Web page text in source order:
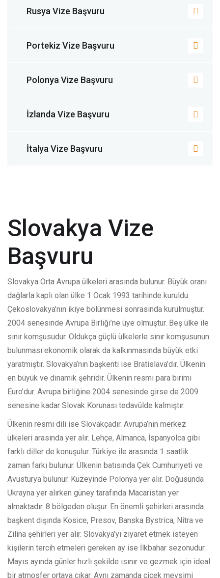
Rusya Vize Başvuru
Portekiz Vize Başvuru
Polonya Vize Başvuru
İzlanda Vize Başvuru
İtalya Vize Başvuru
Slovakya Vize
Başvuru
Slovakya Orta Avrupa ülkeleri arasında bulunur. Büyük oranı
dağlarla kaplı olan ülke 1 Ocak 1993 tarihinde kuruldu.
Çekoslovakya’nın ikiye bölünmesi sonrasında kurulmuştur.
2004 senesinde Avrupa Birliği’ne üye olmuştur. Beş ülke ile
sınır komşusudur. Oldukça güçlü ülkelerle sınır komşusunun
bulunması ekonomik olarak da kalkınmasında büyük etki
yaratmıştır. Slovakya’nın başkenti ise Bratislava’dır. Ülkenin
en büyük ve dinamik şehridir. Ülkenin resmi para birimi
Euro’dur. Avrupa birliğine 2004 senesinde girse de 2009
senesine kadar Slovak Korunası tedavülde kalmıştır.
Ülkenin resmi dili ise Slovakçadır. Avrupa’nın merkez
ülkeleri arasında yer alır. Lehçe, Almanca, İspanyolca gibi
farklı diller de konuşulur. Türkiye ile arasında 1 saatlik
zaman farkı bulunur. Ülkenin batısında Çek Cumhuriyeti ve
Avusturya bulunur. Kuzeyinde Polonya yer alır. Doğusunda
Ukrayna yer alırken güney tarafında Macaristan yer
almaktadır. 8 bölgeden oluşur. En önemli şehirleri arasında
başkent dışında Kosice, Presov, Banska Bystrica, Nitra ve
Zilina şehirleri yer alır. Slovakya’yı ziyaret etmek isteyen
kişilerin tercih etmeleri gereken ay ise İlkbahar sezonudur.
Mayıs ayında günler hızlı şekilde ısınır ve gezmek için ideal
bir atmosfer ortaya çıkar. Aynı zamanda çiçek mevsimi